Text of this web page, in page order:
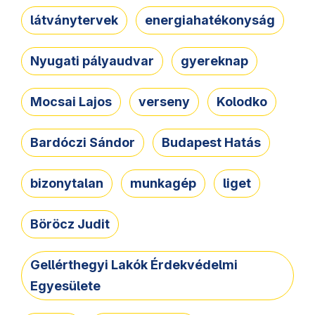
látványtervek energiahatékonyság
Nyugati pályaudvar gyereknap
Mocsai Lajos verseny Kolodko
Bardóczi Sándor Budapest Hatás
bizonytalan munkagép liget
Böröcz Judit
Gellérthegyi Lakók Érdekvédelmi
Egyesülete